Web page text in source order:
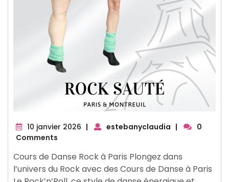
10 janvier 2026 10| estebanyclaudia |
0
Comments
Cours de Danse Rock à Paris Plongez dans
l’univers du Rock avec des Cours de Danse à Paris